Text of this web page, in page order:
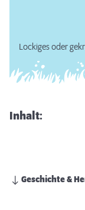
Lockiges oder
Inhalt:
Geschichte &